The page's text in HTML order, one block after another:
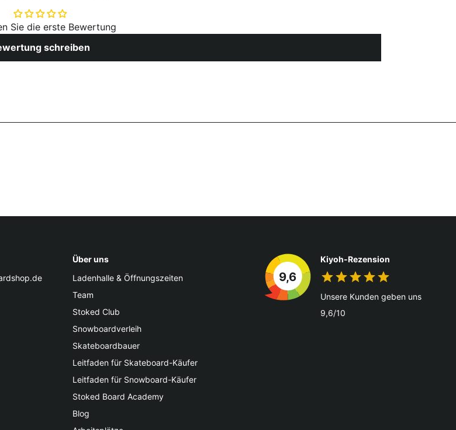
Sie die erste Bewertung
schreiben
Über uns
Ladenhalle & Öffnungszeiten
Team
Stoked Club
Snowboardverleih
Skateboardbauer
Leitfaden für Skateboard-Käufer
Leitfaden für Snowboard-Käufer
Stoked Board Academy
Blog
9,6
Kiyoh-Rezension
Unsere Kunden geben uns
9,6/10